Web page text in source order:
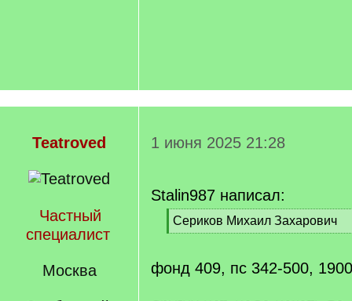
Teatroved
Частный
специалист
Москва
1 июня 2025 21:28
Stalin987 написал:
[
q
Сериков Михаил Захарович
[
q
]
фонд 409, пс 342-500,